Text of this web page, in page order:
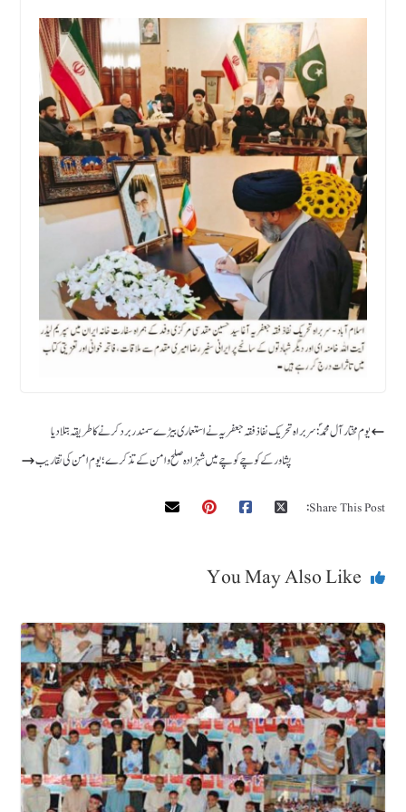
یوم مختار آل محمد ؐ : سربراہ تحریک نفاذ فقہ جعفریہ نے استعماری بیڑے سمندر برد کرنے کا طریقہ بتلا دیا
پشاور کے کوچے کوچے میں شہزادہ صلح و امن کےتذکرے ؛ یوم امن کی تقاریب
Share This Post:
You May Also Like